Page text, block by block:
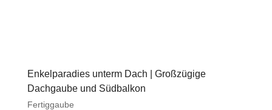
Enkelparadies unterm Dach | Großzügige
Dachgaube und Südbalkon
Fertiggaube